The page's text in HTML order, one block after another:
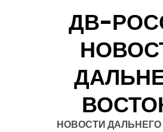
ДВ-
НОВОСТИ